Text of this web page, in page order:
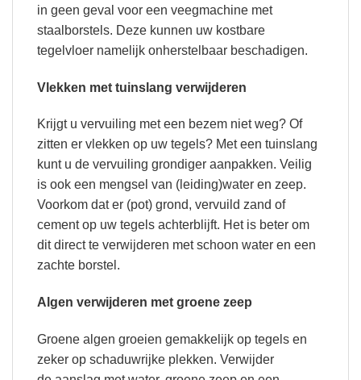
in geen geval voor een veegmachine met
staalborstels. Deze kunnen uw kostbare
tegelvloer namelijk onherstelbaar beschadigen.
Vlekken met tuinslang verwijderen
Krijgt u vervuiling met een bezem niet weg? Of
zitten er vlekken op uw tegels? Met een tuinslang
kunt u de vervuiling grondiger aanpakken. Veilig
is ook een mengsel van (leiding)water en zeep.
Voorkom dat er (pot) grond, vervuild zand of
cement op uw tegels achterblijft. Het is beter om
dit direct te verwijderen met schoon water en een
zachte borstel.
Algen verwijderen met groene zeep
Groene algen groeien gemakkelijk op tegels en
zeker op schaduwrijke plekken. Verwijder